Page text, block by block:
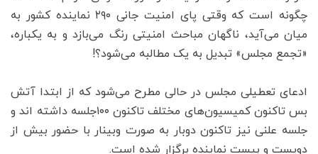
چگونه است که وقتی پای امنیت جانی ۲۹۰ نماینده کشور به
میان می‌آید، ناگهان مباحث امنیتی رنگ می‌بازد و به یکباره،
«تجمع مجلس» تبدیل به یک مطالبه می‌شود؟!
ادعای تعطیلی مجلس در حالی مطرح می‌شود که از ابتدا آتش
بس تاکنون کمیسیون‌های مختلف تاکنون ١٠٠جلسه داشته اند و
جلسه علنی نیز تاکنون دوبار به صورت وبینار با حضور بیش از
دویست و بیست نماینده برگزار شده است.